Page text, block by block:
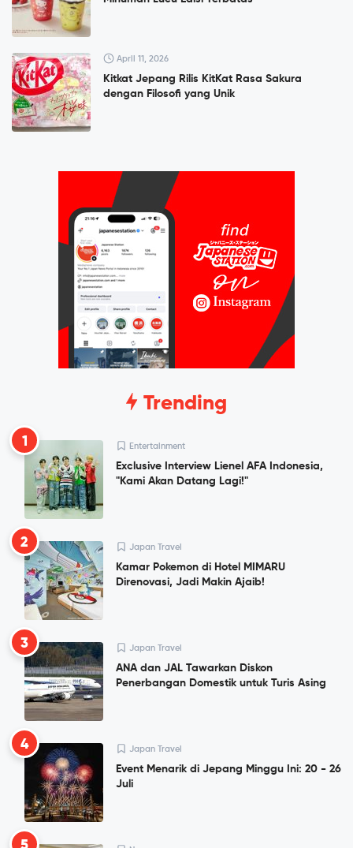
April 11, 2026
Kitkat Jepang Rilis KitKat Rasa Sakura
dengan Filosofi yang Unik
Trending
1 Entertainment
Exclusive Interview Lienel AFA Indonesia,
"Kami Akan Datang Lagi!"
2 Japan Travel
Kamar Pokemon di Hotel MIMARU
Direnovasi, Jadi Makin Ajaib!
3 Japan Travel
ANA dan JAL Tawarkan Diskon
Penerbangan Domestik untuk Turis Asing
4 Japan Travel
Event Menarik di Jepang Minggu Ini: 20 - 26
Juli